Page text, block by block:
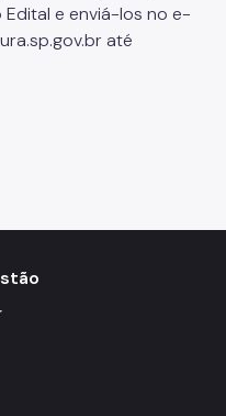
e enviá-los no e-
até